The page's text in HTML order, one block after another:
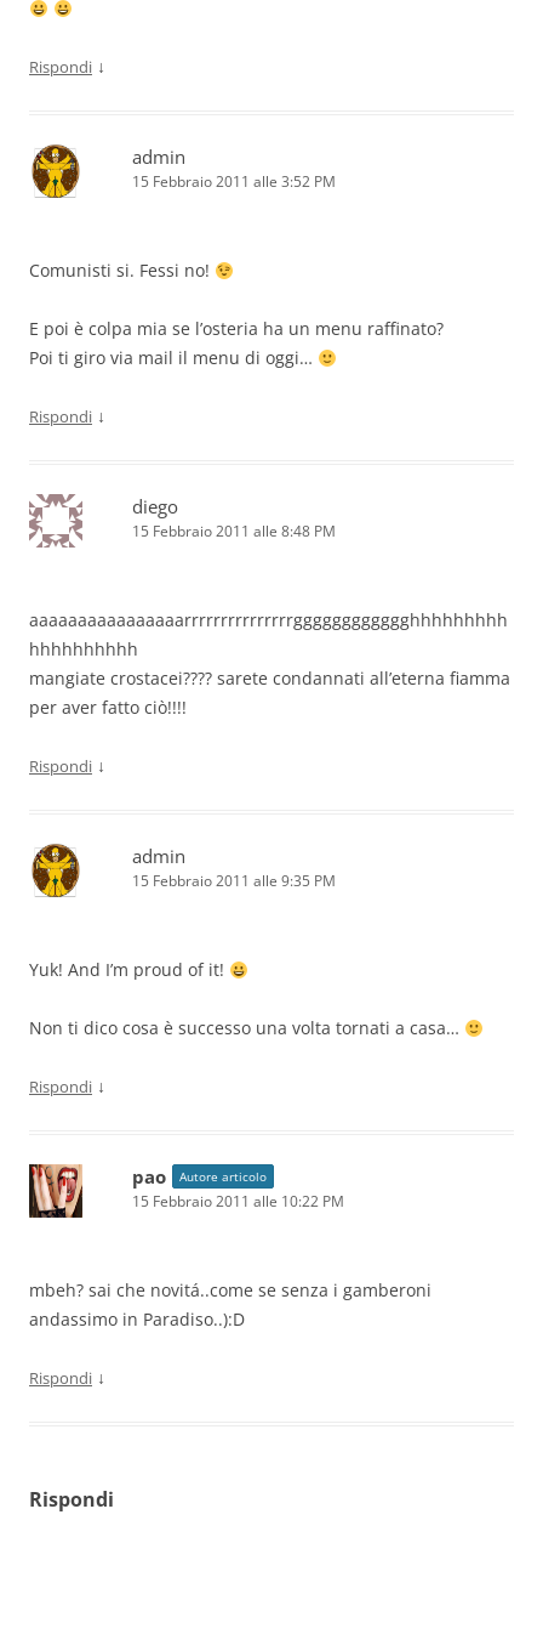
Rispondi ↓
admin
15 Febbraio 2011 alle 3:52 PM
Comunisti si. Fessi no!
E poi è colpa mia se l’osteria ha un menu raffinato?
Poi ti giro via mail il menu di oggi…
Rispondi ↓
diego
15 Febbraio 2011 alle 8:48 PM
aaaaaaaaaaaaaaaarrrrrrrrrrrrrrrgggggggggggghhhhhhhhh
hhhhhhhhhh
mangiate crostacei???? sarete condannati all’eterna fiamma
per aver fatto ciò!!!!
Rispondi ↓
admin
15 Febbraio 2011 alle 9:35 PM
Yuk! And I’m proud of it!
Non ti dico cosa è successo una volta tornati a casa…
Rispondi ↓
pao Autore articolo
15 Febbraio 2011 alle 10:22 PM
mbeh? sai che novitá..come se senza i gamberoni
andassimo in Paradiso..):D
Rispondi ↓
Rispondi